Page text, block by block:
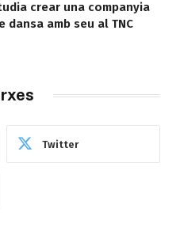
crear una companyia
dansa amb seu al TNC
Twitter